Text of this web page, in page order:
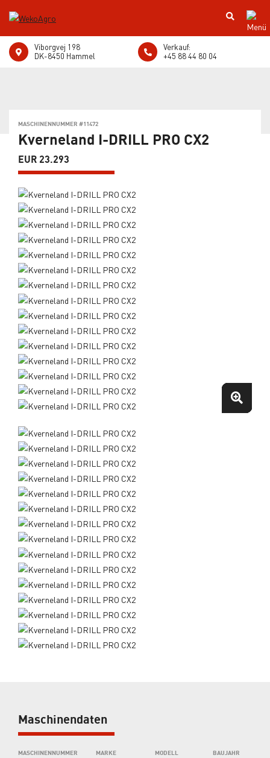
Viborgvej 198
DK-8450 Hammel
Verkauf:
+45 88 44 80 04
MASCHINENNUMMER #11472
Kverneland I-DRILL PRO CX2
EUR 23.293
Maschinendaten
MASCHINENNUMMER MARKE MODELL BAUJAHR